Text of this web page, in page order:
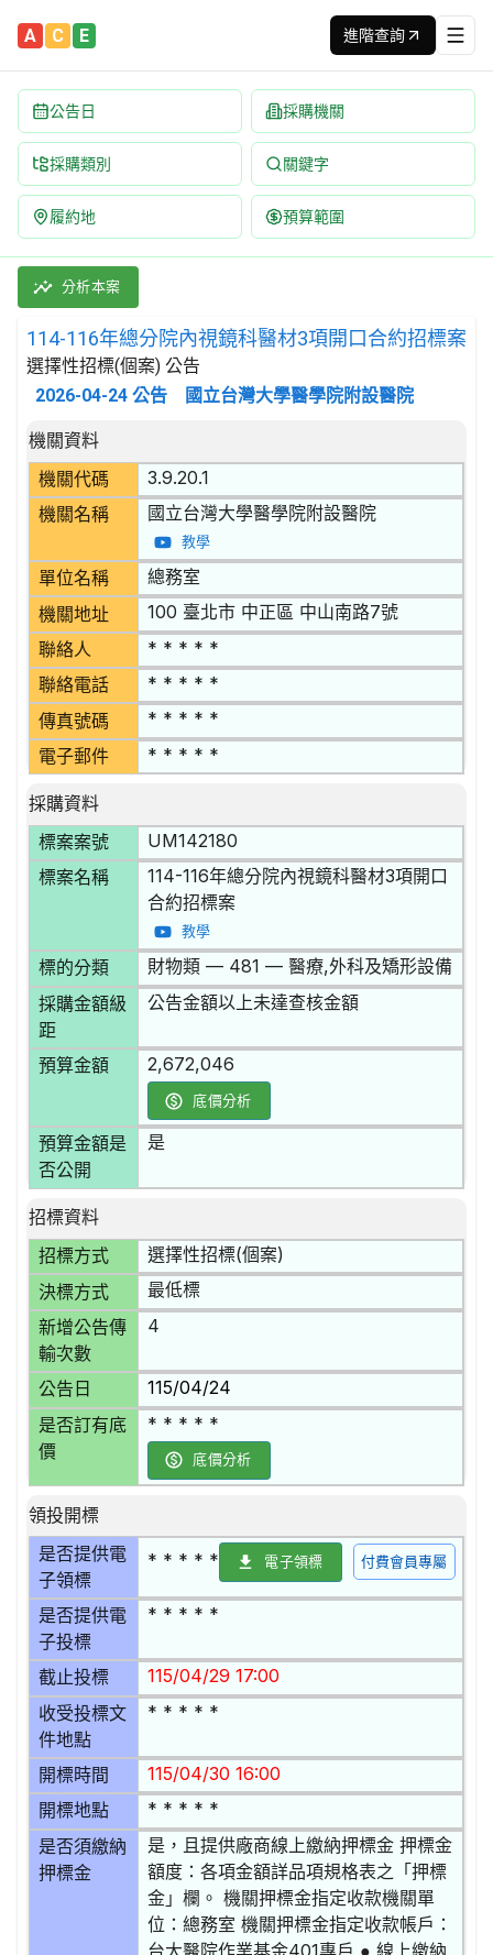
A C E 進階查詢
公告日 採購機關
採購類別 關鍵字
履約地 預算範圍
114-116年總分院內視鏡科醫材3項開口合約招標案 招標公
採購類別：財物類 醫療,外科及矯形設備 | 招標方式：選擇
分析本案
114-116年總分院內視鏡科醫材3項開口合約招標案
選擇性招標(個案) 公告
2026-04-24 公告 國立台灣大學醫學院附設醫院
招標公告詳細內容
機關資料
機關代碼
3.9.20.1
機關名稱 國立台灣大學醫學院附設醫院
教學
單位名稱 總務室
機關地址 100 臺北市 中正區 中山南路7號
聯絡人 * * * * *
聯絡電話 * * * * *
傳真號碼 * * * * *
電子郵件 * * * * *
採購資料
標案案號
UM142180
標案名稱
114-116年總分院內視鏡科醫材3項開口
合約招標案
教學
標的分類 財物類 — 481 — 醫療,外科及矯形設備
採購金額級
距
公告金額以上未達查核金額
預算金額 2,672,046
底價分析
預算金額是
否公開
是
招標資料
招標方式
選擇性招標(個案)
決標方式 最低標
新增公告傳
輸次數
4
公告日 115/04/24
是否訂有底
價
* * * * *
底價分析
領投開標
是否提供電
子領標
* * * * * 電子領標 付費會員專屬
是否提供電
子投標
* * * * *
截止投標 115/04/29 17:00
收受投標文
件地點
* * * * *
開標時間 115/04/30 16:00
開標地點 * * * * *
是否須繳納
押標金
是，且提供廠商線上繳納押標金 押標金
額度：各項金額詳品項規格表之「押標
金」欄。 機關押標金指定收款機關單
位：總務室 機關押標金指定收款帳戶：
台大醫院作業基金401專戶 ● 線上繳納